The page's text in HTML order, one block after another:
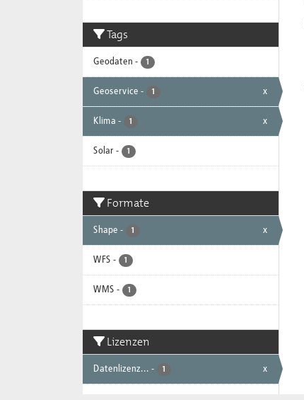
Tags
Geodaten - 1
Geoservice - 1 x
Klima - 1 x
Solar - 1
Formate
Shape - 1 x
WFS - 1
WMS - 1
Lizenzen
Datenlizenz... - 1 x